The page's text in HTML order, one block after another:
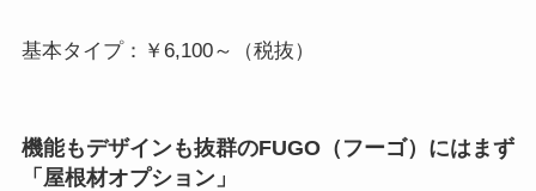
基本タイプ：￥6,100～（税抜）
機能もデザインも抜群のFUGO（フーゴ）にはまず
「屋根材オプション」